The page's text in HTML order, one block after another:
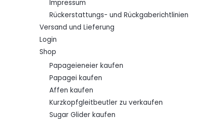
Impressum
Rückerstattungs- und Rückgaberichtlinien
Versand und Lieferung
Login
Shop
Papageieneier kaufen
Papagei kaufen
Affen kaufen
Kurzkopfgleitbeutler zu verkaufen
Sugar Glider kaufen